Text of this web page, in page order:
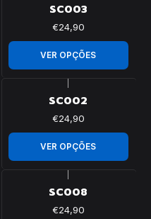
SC003
€24,90
VER OPÇÕES
SC002
€24,90
VER OPÇÕES
SC008
€24,90